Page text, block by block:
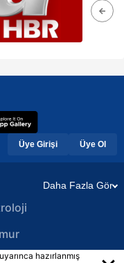
Üye Girişi Üye Ol
Daha Fazla Gör
Haberlerhazırlanmış